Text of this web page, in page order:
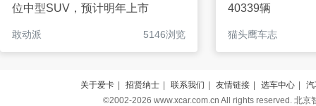
位中型SUV，预计明年上市
敢动派 5146浏览
40339辆
猫头鹰车志
关于爱卡 招贤纳士 联系我们 友情链接 选车中心
©2002-2026 www.xcar.com.cn All rights reserved. 北京